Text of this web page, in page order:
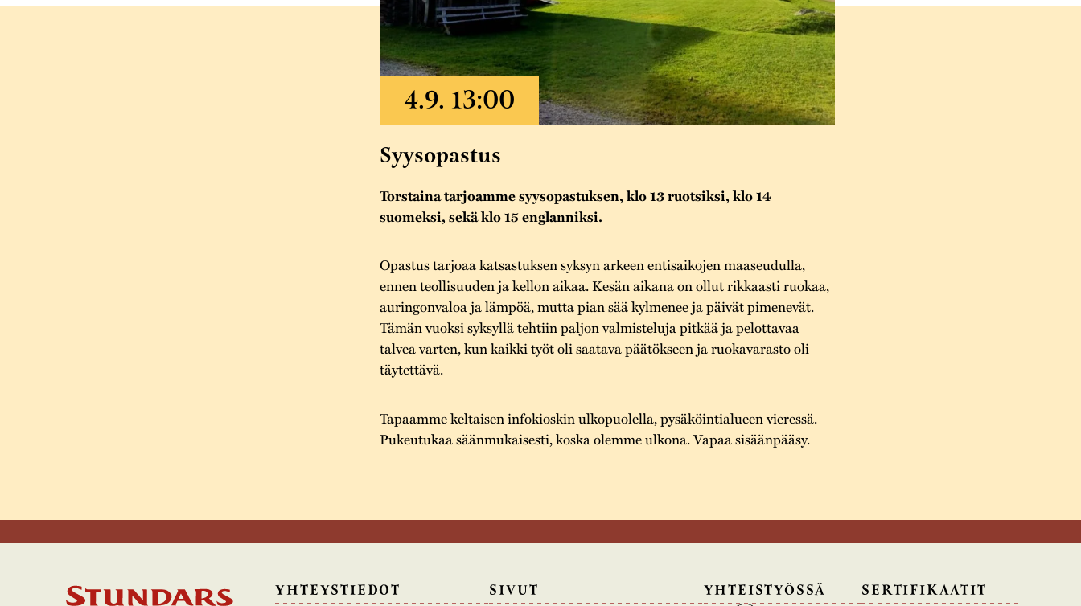
Syysopastus
Torstaina tarjoamme syysopastuksen, klo 13 ruotsiksi, klo 14
suomeksi, sekä klo 15 englanniksi.
Opastus tarjoaa katsastuksen syksyn arkeen entisaikojen maaseudulla,
ennen teollisuuden ja kellon aikaa. Kesän aikana on ollut rikkaasti ruokaa,
auringonvaloa ja lämpöä, mutta pian sää kylmenee ja päivät pimenevät.
Tämän vuoksi syksyllä tehtiin paljon valmisteluja pitkää ja pelottavaa
talvea varten, kun kaikki työt oli saatava päätökseen ja ruokavarasto oli
täytettävä.
Tapaamme keltaisen infokioskin ulkopuolella, pysäköintialueen vieressä.
Pukeutukaa säänmukaisesti, koska olemme ulkona. Vapaa sisäänpääsy.
YHTEYSTIEDOT SIVUT YHTEISTYÖSSÄ SERTIFIKAATIT